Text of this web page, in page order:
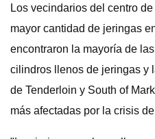
Los vecindarios del centro
mayor cantidad de jeringas
encontraron la mayoría de
cilindros llenos de jeringas y
de Tenderloin y South of
más afectadas por la crisis